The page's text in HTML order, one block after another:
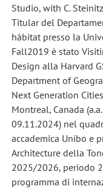
Studio, with C.
Titular del
hábitat presso la
Fall2019 è stato
Design alla Harvard
Department of
Next Generation
Montreal, Canada
09.11.2024) nel
accademica Unibo e
Architecture della
2025/2026, periodo
programma di